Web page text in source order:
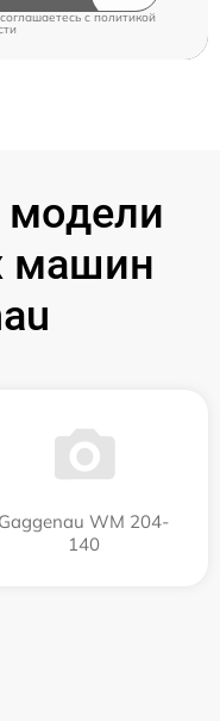
c политикой
машин
Gaggenau WM 204-
140